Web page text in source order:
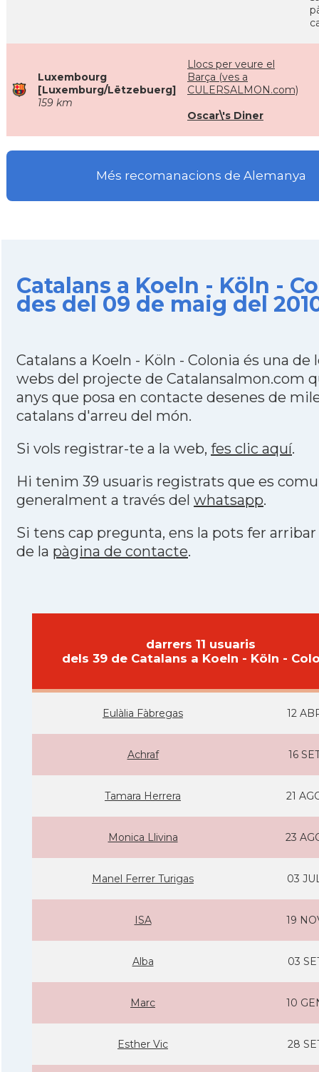
Luxembourg
[Luxemburg/Lëtzebuerg]
159 km
Llocs per veure el
Barça (ves a
CULERSALMON.com)
Oscar\'s Diner
Més recomanacions de Alemanya
Catalans a Koeln - Köln -
des del 09 de maig del
Catalans a Koeln - Köln - Colonia és una de
webs del projecte de Catalansalmon.com
anys que posa en contacte desenes de
catalans d'arreu del món.
Si vols registrar-te a la web, fes clic aquí.
Hi tenim 39 usuaris registrats que es
generalment a través del whatsapp.
Si tens cap pregunta, ens la pots fer arribar
de la pàgina de contacte.
darrers 11 usuaris
dels 39 de Catalans a Koeln - Köln -
Eulàlia Fàbregas 12
Achraf 16
Tamara Herrera 21
Monica Llivina 23
Manel Ferrer Turigas 03
ISA 19
Alba 03
Marc 10
Esther Vic 28